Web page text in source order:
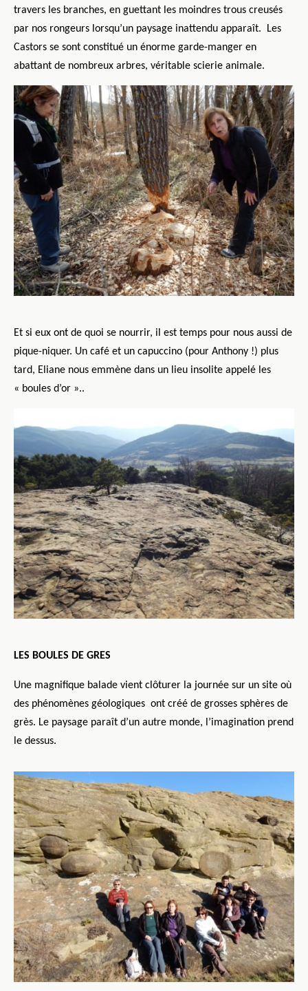
travers les branches, en guettant les moindres trous creusés
par nos rongeurs lorsqu’un paysage inattendu apparaît.
Les
Castors se sont constitué un énorme garde-manger en
abattant de nombreux arbres, véritable scierie animale.
Et si eux ont de quoi se nourrir, il est temps pour nous aussi de
pique-niquer. Un café et un capuccino (pour Anthony !) plus
tard, Eliane nous emmène dans un lieu insolite appelé les
« boules d’or »..
LES BOULES DE GRES
Une magnifique balade vient clôturer la journée sur un site où
des phénomènes géologiques ont créé de grosses sphères de
grès. Le paysage paraît d’un autre monde, l’imagination prend
le dessus.